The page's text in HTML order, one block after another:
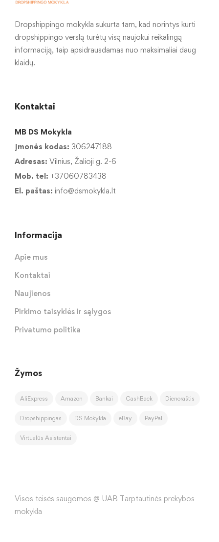
Dropshippingo mokykla sukurta tam, kad norintys kurti
dropshippingo verslą turėtų visą naujokui reikalingą
informaciją, taip apsidrausdamas nuo maksimaliai daug
klaidų.
Kontaktai
MB DS Mokykla
Įmonės kodas: 306247188
Adresas: Vilnius, Žalioji g. 2-6
Mob. tel: +37060783438
El. paštas: info@dsmokykla.lt
Informacija
Apie mus
Kontaktai
Naujienos
Pirkimo taisyklės ir sąlygos
Privatumo politika
Žymos
AliExpress Amazon Bankai CashBack Dienoraštis
Dropshippingas DS Mokykla eBay PayPal
Virtualūs Asistentai
Visos teisės saugomos @ UAB Tarptautinės prekybos
mokykla